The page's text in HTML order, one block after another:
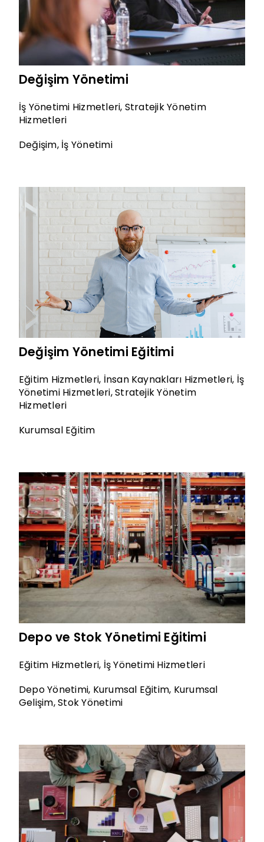
Değişim Yönetimi
İş Yönetimi Hizmetleri, Stratejik Yönetim
Hizmetleri
Değişim, İş Yönetimi
Değişim Yönetimi Eğitimi
Eğitim Hizmetleri, İnsan Kaynakları Hizmetleri, İş
Yönetimi Hizmetleri,Stratejik Yönetim
Hizmetleri
Kurumsal Eğitim
Depo ve Stok Yönetimi Eğitimi
Eğitim Hizmetleri, İş Yönetimi Hizmetleri
Depo Yönetimi, Kurumsal Eğitim, Kurumsal
Gelişim,Stok Yönetimi